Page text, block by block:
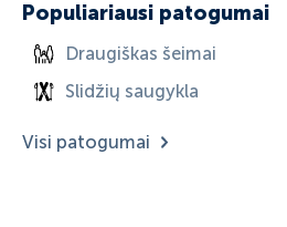
Populiariausi patogumai
Draugiškas šeimai
Slidžių saugykla
Visi patogumai